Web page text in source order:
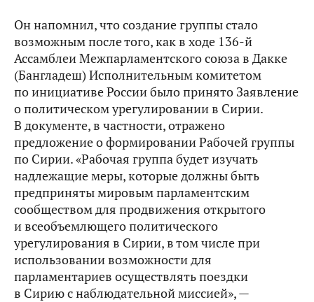
Он напомнил, что создание группы стало
возможным после того, как в ходе 136-й
Ассамблеи Межпарламентского союза в Дакке
(Бангладеш) Исполнительным комитетом
по инициативе России было принято Заявление
о политическом урегулировании в Сирии.
В документе, в частности, отражено
предложение о формировании Рабочей группы
по Сирии. «Рабочая группа будет изучать
надлежащие меры, которые должны быть
предприняты мировым парламентским
сообществом для продвижения открытого
и всеобъемлющего политического
урегулирования в Сирии, в том числе при
использовании возможности для
парламентариев осуществлять поездки
в Сирию с наблюдательной миссией», —